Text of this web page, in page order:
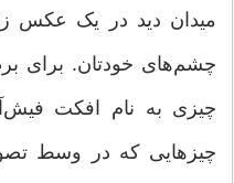
میدان دید در یک عکس
چشم‌های خودتان. برای
چیزی به نام افکت
چیزهایی که در وسط